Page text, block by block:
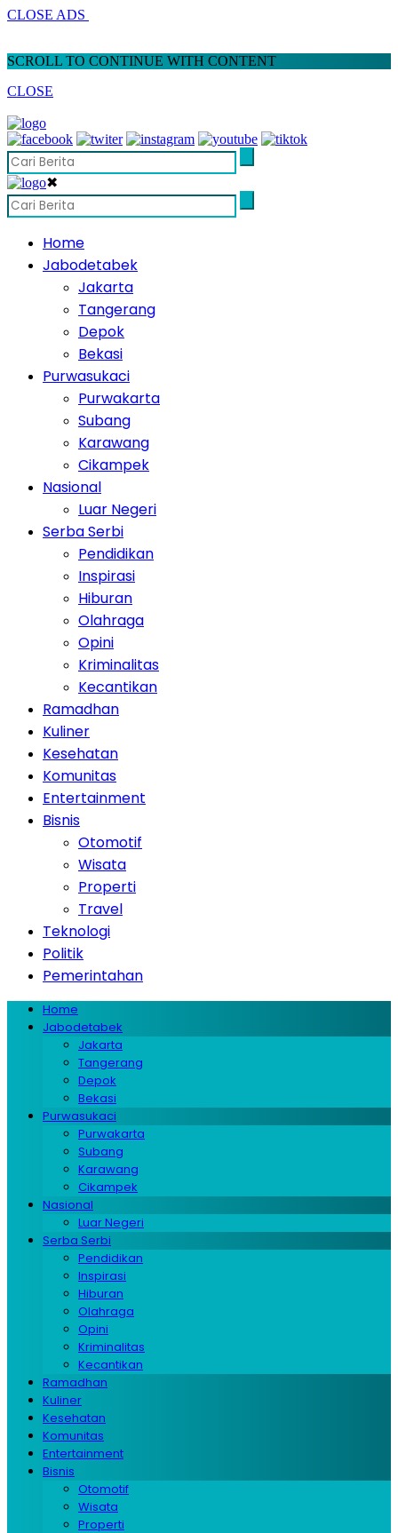
CLOSE ADS
SCROLL TO CONTINUE WITH CONTENT
CLOSE
✖
Home
Jabodetabek
Jakarta
Tangerang
Depok
Bekasi
Purwasukaci
Purwakarta
Subang
Karawang
Cikampek
Nasional
Luar Negeri
Serba Serbi
Pendidikan
Inspirasi
Hiburan
Olahraga
Opini
Kriminalitas
Kecantikan
Ramadhan
Kuliner
Kesehatan
Komunitas
Entertainment
Bisnis
Otomotif
Wisata
Properti
Travel
Teknologi
Politik
Pemerintahan
Home
Jabodetabek
Jakarta
Tangerang
Depok
Bekasi
Purwasukaci
Purwakarta
Subang
Karawang
Cikampek
Nasional
Luar Negeri
Serba Serbi
Pendidikan
Inspirasi
Hiburan
Olahraga
Opini
Kriminalitas
Kecantikan
Ramadhan
Kuliner
Kesehatan
Komunitas
Entertainment
Bisnis
Otomotif
Wisata
Properti